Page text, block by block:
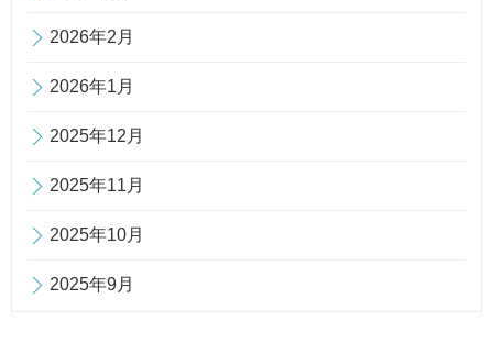
2026年2月
2026年1月
2025年12月
2025年11月
2025年10月
2025年9月